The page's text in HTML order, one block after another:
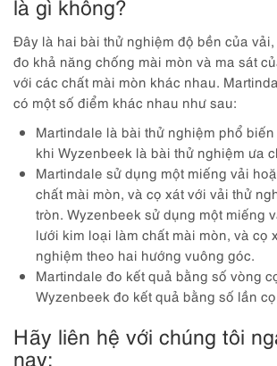
Đây là hai bài thử nghiệm độ bền của
đo khả năng chống mài mòn và ma sát
với các chất mài mòn khác nhau.
có một số điểm khác nhau như sau:
Martindale là bài thử nghiệm phổ
khi Wyzenbeek là bài thử nghiệm ưa
Martindale sử dụng một miếng vải
chất mài mòn, và cọ xát với vải thử
tròn. Wyzenbeek sử dụng một miếng
lưới kim loại làm chất mài mòn, và cọ
nghiệm theo hai hướng vuông góc.
Martindale đo kết quả bằng số vòng
Wyzenbeek đo kết quả bằng số lần cọ
Hãy liên hệ với chúng tôi
nay: